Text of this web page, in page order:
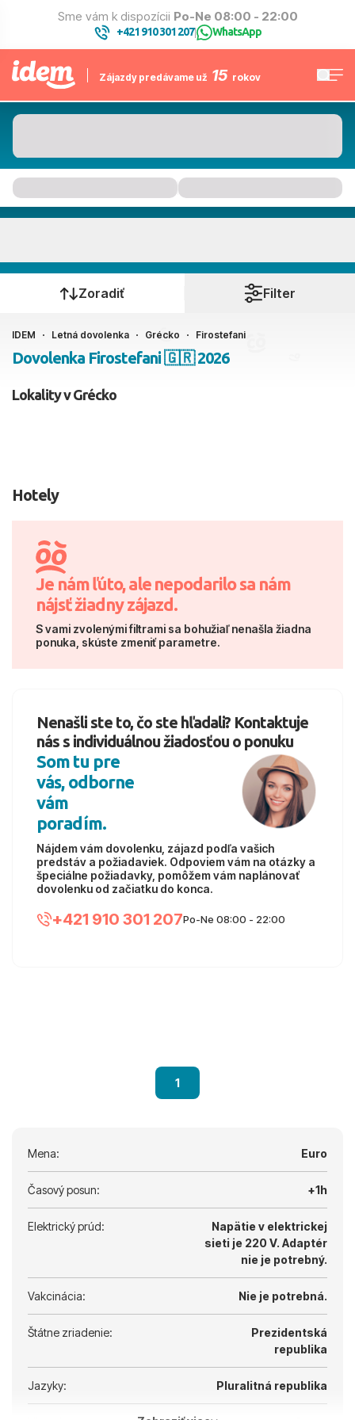
Sme vám k dispozícii Po-Ne 08:00 - 22:00
+421 910 301 207| WhatsApp
Zájazdy predávame už 15 rokov
Kedy cestujete?
Ako cestujete?
2 dospelí, 0 deti
Zoradiť Filter
IDEM Letná dovolenka Grécko Firostefani
Dovolenka Firostefani 🇬🇷 2026
Lokality v Grécko
Hotely
Je nám ľúto, ale nepodarilo sa nám
nájsť žiadny zájazd.
S vami zvolenými filtrami sa bohužiaľ nenašla žiadna
ponuka, skúste zmeniť parametre.
Nenašli ste to, čo ste hľadali? Kontaktuje
nás s individuálnou žiadosťou o ponuku
Som tu pre
vás, odborne
vám
poradím.
Nájdem vám dovolenku, zájazd podľa vašich
predstáv a požiadaviek. Odpoviem vám na otázky a
špeciálne požiadavky, pomôžem vám naplánovať
dovolenku od začiatku do konca.
+421 910 301 207Po-Ne 08:00 - 22:00
1
Mena: Euro
Časový posun: +1h
Elektrický prúd:
Napätie v elektrickej
sieti je 220 V. Adaptér
nie je potrebný.
Vakcinácia: Nie je potrebná.
Štátne zriadenie:
Prezidentská
republika
Jazyky: Pluralitná republika